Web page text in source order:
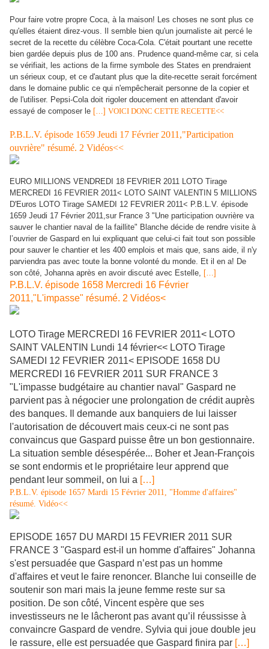
Pour faire votre propre Coca, à la maison! Les choses ne sont plus ce
qu'elles étaient direz-vous. Il semble bien qu'un journaliste ait percé le
secret de la recette du célèbre Coca-Cola. C'était pourtant une recette
bien gardée depuis plus de 100 ans. Prudence quand-même car, si cela
se vérifiait, les actions de la firme symbole des States en prendraient
un sérieux coup, et ce d'autant plus que la dite-recette serait forcément
dans le domaine public ce qui n'empêcherait personne de la copier et
de l'utiliser. Pepsi-Cola doit rigoler doucement en attendant d'avoir
essayé de composer le […] VOICI DONC CETTE RECETTE<<
P.B.L.V. épisode 1659 Jeudi 17 Février 2011,"Participation
ouvrière" résumé. 2 Vidéos<<
EURO MILLIONS VENDREDI 18 FEVRIER 2011 LOTO Tirage
MERCREDI 16 FEVRIER 2011< LOTO SAINT VALENTIN 5 MILLIONS
D'Euros LOTO Tirage SAMEDI 12 FEVRIER 2011< P.B.L.V. épisode
1659 Jeudi 17 Février 2011,sur France 3 "Une participation ouvrière va
sauver le chantier naval de la faillite" Blanche décide de rendre visite à
l’ouvrier de Gaspard en lui expliquant que celui-ci fait tout son possible
pour sauver le chantier et les 400 emplois et mais que, sans aide, il n'y
parviendra pas avec toute la bonne volonté du monde. Et il en a! De
son côté, Johanna après en avoir discuté avec Estelle, […]
P.B.L.V. épisode 1658 Mercredi 16 Février
2011,"L'impasse" résumé. 2 Vidéos<
LOTO Tirage MERCREDI 16 FEVRIER 2011< LOTO
SAINT VALENTIN Lundi 14 février<< LOTO Tirage
SAMEDI 12 FEVRIER 2011< EPISODE 1658 DU
MERCREDI 16 FEVRIER 2011 SUR FRANCE 3
"L'impasse budgétaire au chantier naval" Gaspard ne
parvient pas à négocier une prolongation de crédit auprès
des banques. Il demande aux banquiers de lui laisser
l'autorisation de découvert mais ceux-ci ne sont pas
convaincus que Gaspard puisse être un bon gestionnaire.
La situation semble désespérée... Boher et Jean-François
se sont endormis et le propriétaire leur apprend que
pendant leur sommeil, on lui a […]
P.B.L.V. épisode 1657 Mardi 15 Février 2011, "Homme d'affaires"
résumé. Vidéo<<
EPISODE 1657 DU MARDI 15 FEVRIER 2011 SUR
FRANCE 3 "Gaspard est-il un homme d'affaires" Johanna
s'est persuadée que Gaspard n’est pas un homme
d'affaires et veut le faire renoncer. Blanche lui conseille de
soutenir son mari mais la jeune femme reste sur sa
position. De son côté, Vincent espère que ses
investisseurs ne le lâcheront pas avant qu’il réussisse à
convaincre Gaspard de vendre. Sylvia qui joue double jeu
le rassure, elle est persuadée que Gaspard finira par […]